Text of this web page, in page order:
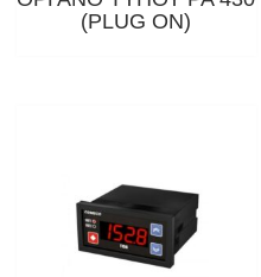
(PLUG ON)